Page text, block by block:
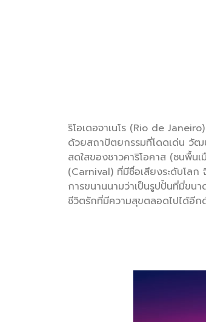
ริโอเดอจาเนโร (Rio de
ด้วยสถาปัตยกรรมที่โดดเด่น วัฒน
สดใสของชาวคาริโอคาส (ชนพื้น
(Carnival) ที่มีชื่อเสียงระดับโล
การขนานนามว่าเป็นรูปปั้นที่มี่ขน
ชีวิตรักที่มีความสุขตลอดไปได้อีก